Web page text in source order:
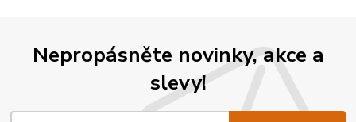
Nepropásněte novinky, akce a
slevy!